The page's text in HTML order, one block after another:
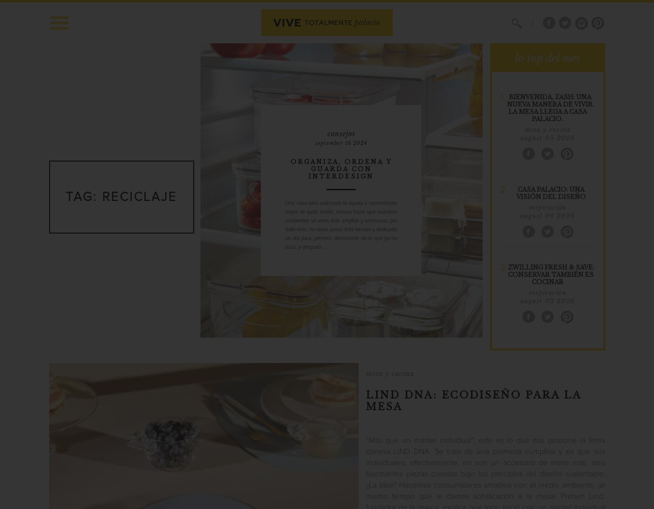
TAG: RECICLAJE
consejos
september 16 2024
ORGANIZA, ORDENA Y
GUARDA CON
INTERDESIGN
Una casa bien ordenada te ayuda a concentrarte
mejor, te quita estrés, incluso hace que nuestros
ambientes se vean más amplios y luminosos; por
todo esto, no dejes pasar más tiempo y dedicada
un día para, primero, deshacerte de lo que ya no
usas, y después ...
lo top del mes
1.
BIENVENIDA, ZASH: UNA
NUEVA MANERA DE VIVIR
LA MESA LLEGA A CASA
PALACIO.
2.
CASA PALACIO: UNA
VISIÓN DEL DISEÑO
3. ZWILLING FRESH & SAVE:
CONSERVAR TAMBIÉN ES
COCINAR
LIND DNA: ECODISEÑO PARA LA
MESA
“Más que un mantel individual”: esto es lo que nos propone la firma